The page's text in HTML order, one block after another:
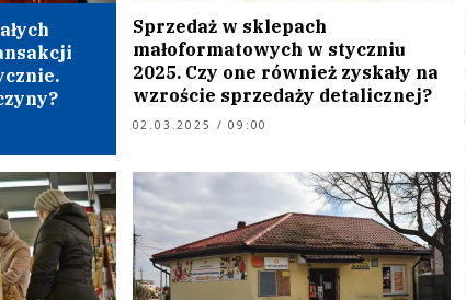
Sprzedaż w sklepach
małoformatowych w styczniu
2025. Czy one również zyskały na
wzroście sprzedaży detalicznej?
02.03.2025 / 09:00